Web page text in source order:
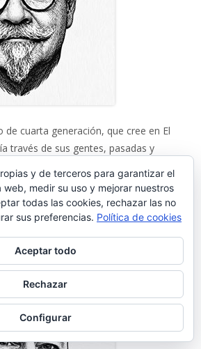
cuarta generación, que cree en El
través de sus gentes, pasadas y
Fuillerat
y de terceros para garantizar el
medir su uso y mejorar nuestros
todas las cookies, rechazar las no
sus preferencias. Política de cookies
Aceptar todo
Rechazar
Configurar